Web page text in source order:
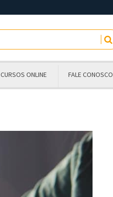
CURSOS ONLINE FALE CONOSCO